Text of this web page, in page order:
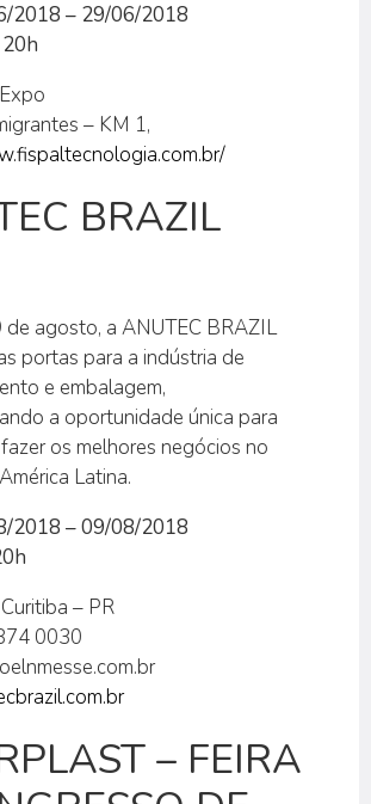
2018 – 29/06/2018
– KM 1,
BRAZIL
de agosto, a ANUTEC BRAZIL
portas para a indústria de
e embalagem,
a oportunidade única para
os melhores negócios no
Latina.
2018 – 09/08/2018
– PR
0030
– FEIRA